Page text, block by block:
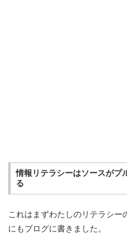
情報リテラシーはソースがプ
る
これはまずわたしのリテラシー
にもブログに書きました。